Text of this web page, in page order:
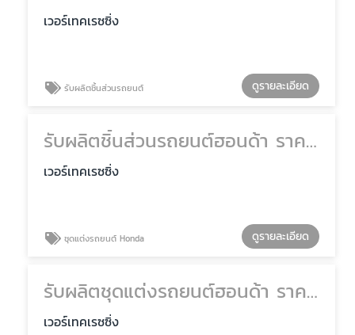
เวอร์เทคเรซซิ่ง
รับผลิตชิ้นส่วนรถยนต์ ดูรายละเอียด
รับผลิตชิ้นส่วนรถยนต์ฮอนด้า ราคาโรงงาน
เวอร์เทคเรซซิ่ง
ชุดแต่งรถยนต์ Honda ดูรายละเอียด
รับผลิตชุดแต่งรถยนต์ฮอนด้า ราคาถูก
เวอร์เทคเรซซิ่ง